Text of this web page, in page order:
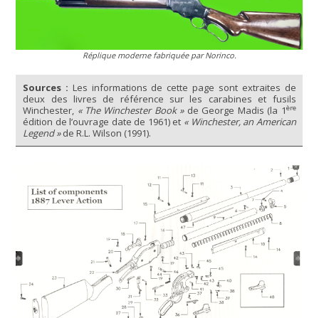
Réplique moderne fabriquée par Norinco.
Sources : Les informations de cette page sont extraites de
deux des livres de référence sur les carabines et fusils
Winchester, « The Winchester Book »de George Madis (la 1ère
édition de l’ouvrage date de 1961) et « Winchester, an American
Legend »de R.L. Wilson (1991).